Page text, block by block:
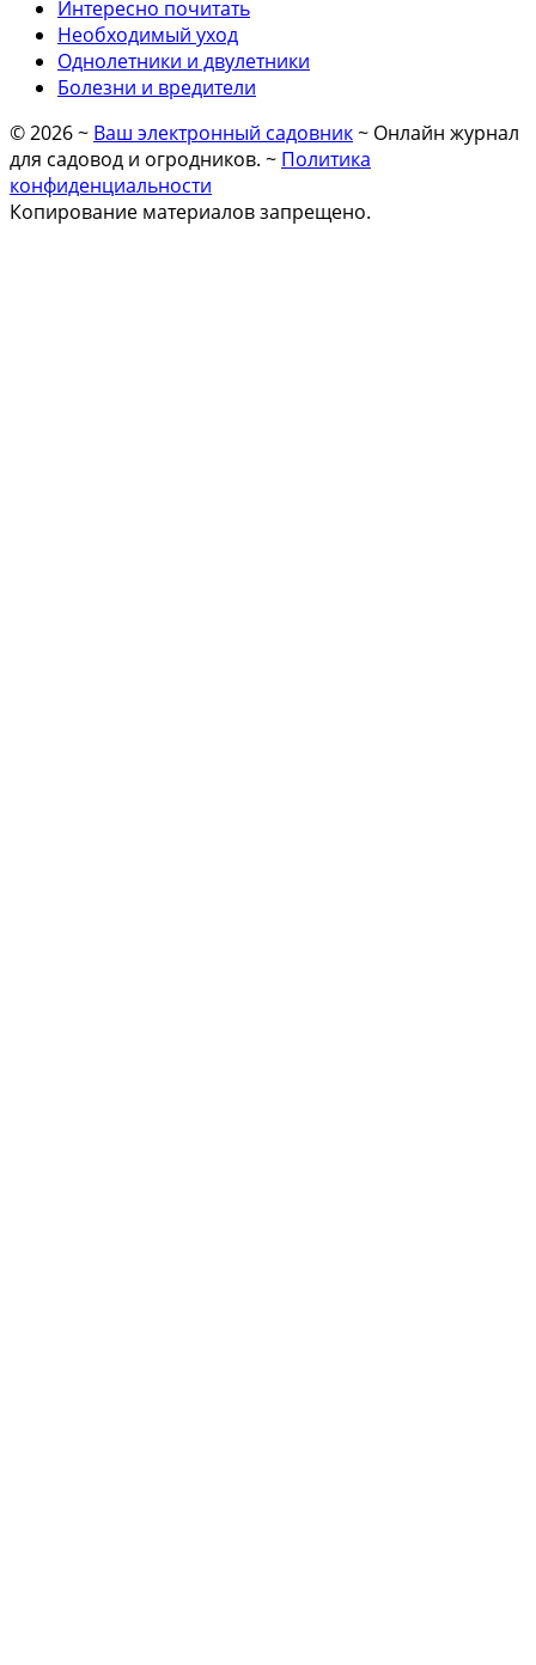
Интересно почитать
Необходимый уход
Однолетники и двулетники
Болезни и вредители
©2026~ Ваш электронный садовник~ Онлайн журнал
для садовод и огродников. ~ Политика
конфиденциальности
Копирование материалов запрещено.